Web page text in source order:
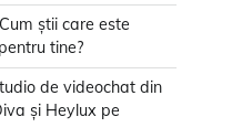
știi care este
tine?
de videochat din
și Heylux pe